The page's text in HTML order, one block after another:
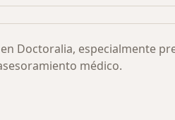
Doctoralia, especialmente
médico.